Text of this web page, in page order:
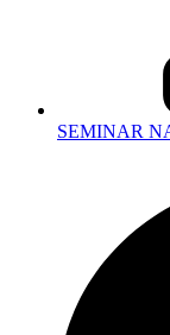
SEMINAR